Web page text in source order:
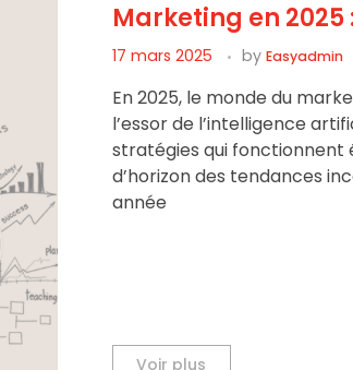
Marketing en
17 mars 2025 by Easyadmin
En 2025, le monde du
l’essor de l’intelligence
stratégies qui fonctionnent
d’horizon des tendances
année
Voir plus